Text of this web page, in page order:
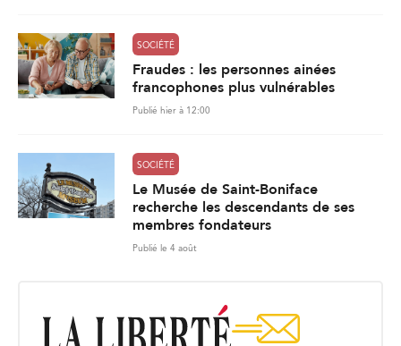
SOCIÉTÉ
Fraudes : les personnes ainées
francophones plus vulnérables
Publié hier à 12:00
SOCIÉTÉ
Le Musée de Saint-Boniface
recherche les descendants de ses
membres fondateurs
Publié le 4 août